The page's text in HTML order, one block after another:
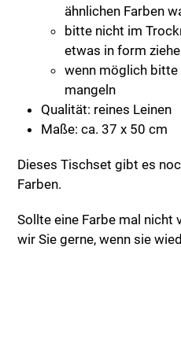
ähnlichen Farben
bitte nicht im
etwas in form
wenn möglich
mangeln
Qualität: reines Leinen
Maße: ca. 37 x 50 cm
Dieses Tischset gibt es
Farben.
Sollte eine Farbe mal nicht
wir Sie gerne, wenn sie